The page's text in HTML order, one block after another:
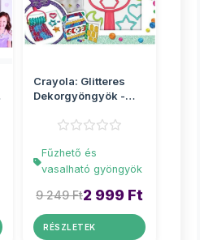
Crayola: Glitteres
Dekorgyöngyök -
sze...
Fűzhető és
vasalható gyöngyök
9 249 Ft2 999 Ft
RÉSZLETEK